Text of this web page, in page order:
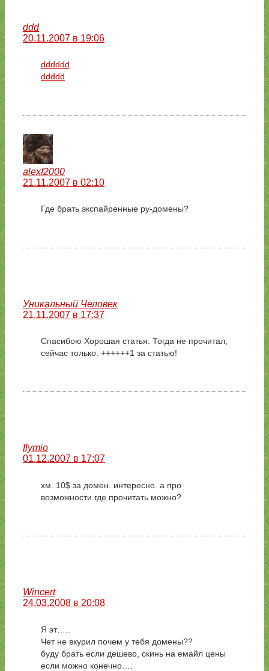
ddd
20.11.2007 в 19:06
dddddd
ddddd
alexf2000
21.11.2007 в 02:10
Где брать экспайренные ру-домены?
Уникальный Человек
21.11.2007 в 17:37
Спасибою Хорошая статья. Тогда не прочитал,
сейчас только. ++++++1 за статью!
flymio
01.12.2007 в 17:07
хм. 10$ за домен. интересно. а про
возможности где прочитать можно?
Wincert
24.03.2008 в 20:08
Я эт…..
Чет не вкурил почем у тебя домены??
буду брать если дешево, скинь на емайл цены
если можно конечно….